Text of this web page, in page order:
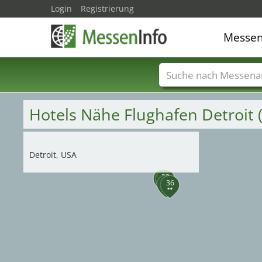
30
31
36
37
38
40
Hotels Nähe Flughafen Detroit
Detroit, USA
Login Registrierung
Messenamen